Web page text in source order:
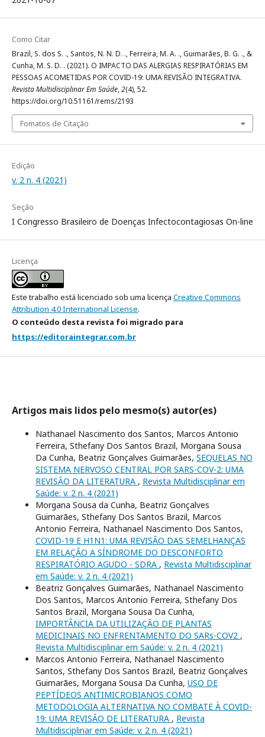
Como Citar
Brazil, S. dos S. ., Santos, N. N. D. ., Ferreira, M. A. ., Guimarães, B. G. ., &
Cunha, M. S. D. . (2021). O IMPACTO DAS ALERGIAS RESPIRATÓRIAS EM
PESSOAS ACOMETIDAS POR COVID-19: UMA REVISÃO INTEGRATIVA.
Revista Multidisciplinar Em Saúde,2(4), 52.
https://doi.org/10.51161/rems/2193
Fomatos de Citação
Edição
v. 2 n. 4 (2021)
Seção
I Congresso Brasileiro de Doenças Infectocontagiosas On-line
Licença
Este trabalho está licenciado sob uma licença Creative Commons
Attribution 4.0 International License.
O conteúdo desta revista foi migrado para
https://editoraintegrar.com.br
Artigos mais lidos pelo mesmo(s) autor(es)
Nathanael Nascimento dos Santos, Marcos Antonio
Ferreira, Sthefany Dos Santos Brazil, Morgana Sousa
Da Cunha, Beatriz Gonçalves Guimarães, SEQUELAS NO
SISTEMA NERVOSO CENTRAL POR SARS-COV-2: UMA
REVISÃO DA LITERATURA , Revista Multidisciplinar em
Saúde: v. 2 n. 4 (2021)
Morgana Sousa da Cunha, Beatriz Gonçalves
Guimarães, Sthefany Dos Santos Brazil, Marcos
Antonio Ferreira, Nathanael Nascimento Dos Santos,
COVID-19 E H1N1: UMA REVISÃO DAS SEMELHANÇAS
EM RELAÇÃO A SÍNDROME DO DESCONFORTO
RESPIRATÓRIO AGUDO - SDRA , Revista Multidisciplinar
em Saúde: v. 2 n. 4 (2021)
Beatriz Gonçalves Guimarães, Nathanael Nascimento
Dos Santos, Marcos Antonio Ferreira, Sthefany Dos
Santos Brazil, Morgana Sousa Da Cunha,
IMPORTÂNCIA DA UTILIZAÇÃO DE PLANTAS
MEDICINAIS NO ENFRENTAMENTO DO SARs-COV2 ,
Revista Multidisciplinar em Saúde: v. 2 n. 4 (2021)
Marcos Antonio Ferreira, Nathanael Nascimento
Santos, Sthefany Dos Santos Brazil, Beatriz Gonçalves
Guimarães, Morgana Sousa Da Cunha, USO DE
PEPTÍDEOS ANTIMICROBIANOS COMO
METODOLOGIA ALTERNATIVA NO COMBATE À COVID-
19: UMA REVISÃO DE LITERATURA , Revista
Multidisciplinar em Saúde: v. 2 n. 4 (2021)